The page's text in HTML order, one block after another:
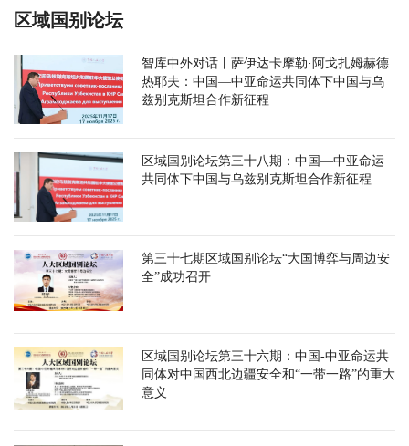
区域国别论坛
智库中外对话丨萨伊达卡摩勒·阿戈扎姆赫德
热耶夫：中国—中亚命运共同体下中国与乌
兹别克斯坦合作新征程
区域国别论坛第三十八期：中国—中亚命运
共同体下中国与乌兹别克斯坦合作新征程
第三十七期区域国别论坛“大国博弈与周边安
全”成功召开
区域国别论坛第三十六期：中国-中亚命运共
同体对中国西北边疆安全和“一带一路”的重大
意义